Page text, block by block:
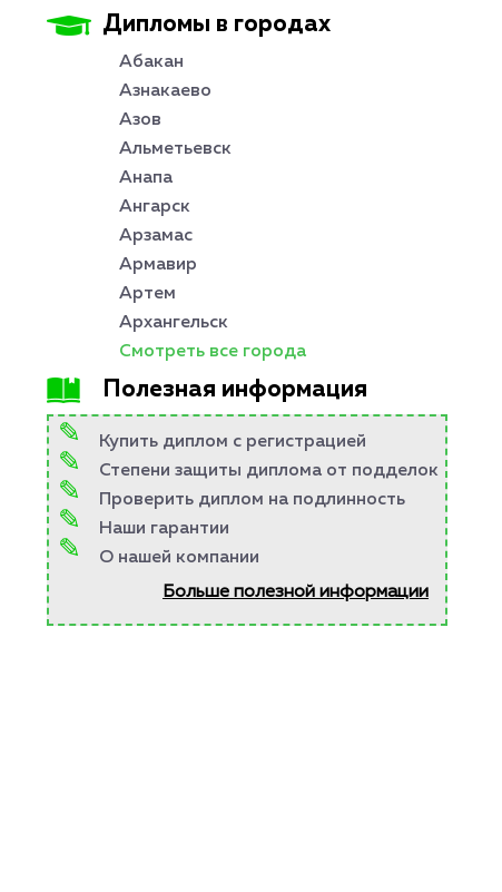
Дипломы в городах
Абакан
Азнакаево
Азов
Альметьевск
Анапа
Ангарск
Арзамас
Армавир
Артем
Архангельск
Смотреть все города
Полезная информация
Купить диплом с регистрацией
Степени защиты диплома от подделок
Проверить диплом на подлинность
Наши гарантии
О нашей компании
Больше полезной информации